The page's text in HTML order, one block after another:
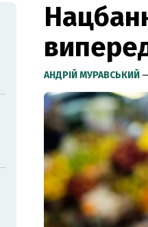
АНДРІЙ МУРАВСЬКИЙ